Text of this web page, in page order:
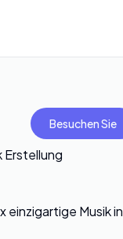
Besuchen Sie
Erstellung
einzigartige Musik in